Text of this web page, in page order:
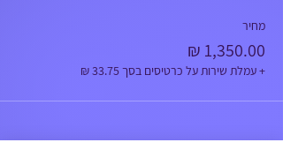
מחיר
+ עמלת שירות על כרטיסים בסך ‏33.75 ‏₪